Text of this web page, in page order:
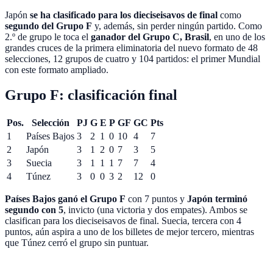
Japón se ha clasificado para los dieciseisavos de final como
segundo del Grupo F y, además, sin perder ningún partido. Como
2.º de grupo le toca el ganador del Grupo C, Brasil, en uno de los
grandes cruces de la primera eliminatoria del nuevo formato de 48
selecciones, 12 grupos de cuatro y 104 partidos: el primer Mundial
con este formato ampliado.
Grupo F: clasificación final
Pos. Selección PJ G E P GF GC Pts
1
Países Bajos 3 2 1 0 10 4
7
2
Japón 3 1 2 0 7 3
5
3
Suecia 3 1 1 1 7 7
4
4
Túnez 3 0 0 3 2 12 0
Países Bajos ganó el Grupo F con 7 puntos y Japón terminó
segundo con 5, invicto (una victoria y dos empates). Ambos se
clasifican para los dieciseisavos de final. Suecia, tercera con 4
puntos, aún aspira a uno de los billetes de mejor tercero, mientras
que Túnez cerró el grupo sin puntuar.